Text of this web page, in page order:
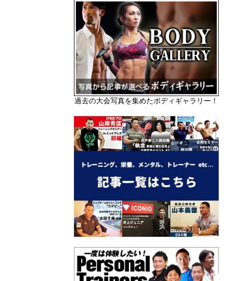
過去の大会写真を集めたボディギャラリー！